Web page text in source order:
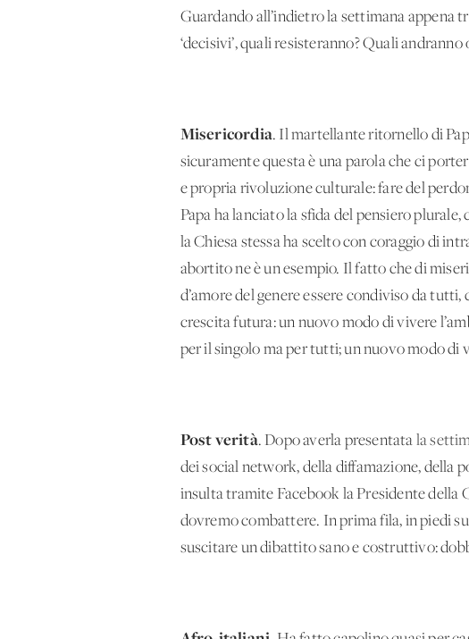
Guardando all’indietro la settimana appena
‘decisivi’, quali resisteranno? Quali
Misericordia. Il martellante ritornello di
sicuramente questa è una parola che ci
e propria rivoluzione culturale: fare del
Papa ha lanciato la sfida del pensiero
la Chiesa stessa ha scelto con coraggio di
abortito ne è un esempio. Il fatto che di
d’amore del genere essere condiviso da
crescita futura: un nuovo modo di vivere
per il singolo ma per tutti; un nuovo modo di
Post verità. Dopo averla presentata la
dei social network, della diffamazione, della
insulta tramite Facebook la Presidente della
dovremo combattere. In prima fila, in piedi
suscitare un dibattito sano e costruttivo: